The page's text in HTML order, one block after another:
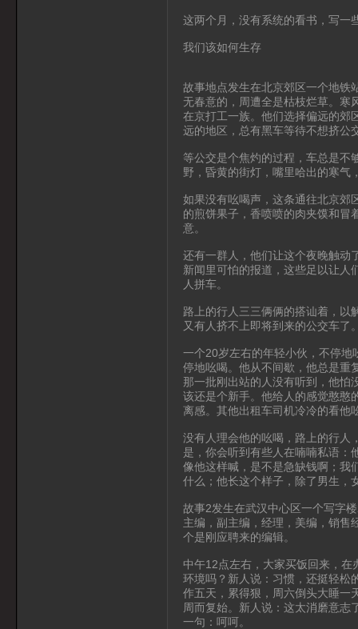
这两个月，没有系统的看书，写一
我们该如何生存
故事地点发生在北京郊区一个地铁
无春意的，周遭全是枯枝烂草。寒
在京打工一族。他们选择偏远的郊
远的地区，总有黑车等待不想挤公
等公交是个焦灼的过程，车总是不
野，昏黄的街灯，嘴里哈出的寒气
如果没有吆喝声，这条通往北京郊
的煎饼果子，香喷喷的肉夹馍和冒
意。
还有一群人，他们让这个夜晚触
新闻里可怕的报道，这些足以让人
人拼车。
路上的行人三三俩俩的搭讪着，以
又有人挤不上即将到来的公交车了
一个20岁左右的年轻小伙，不停
停地吆喝。他从不间歇，他总是重
那一批刚出站的人没有听到，他怕
该还是个新手。他给人的感觉憨憨
离感。其他出租车司机冷冷的看他
没有人理会他的吆喝，路上的行人
是，你会听到有些人在喃喃私语：
像他这样喊，是不是急缺钱啊；我
什么；他长这个样子，除了男生，
故事2发生在武汉中心区一个写字
主编，副主编，经理，美编，销售
个是刚应聘来的编辑。
中午12点左右，大家买饭回来，
环境吗？新人说：习惯，还挺轻松
作五天，累得狠，周六倒头大睡一
周而复始。新人说：这太消磨意
一句：呵呵。